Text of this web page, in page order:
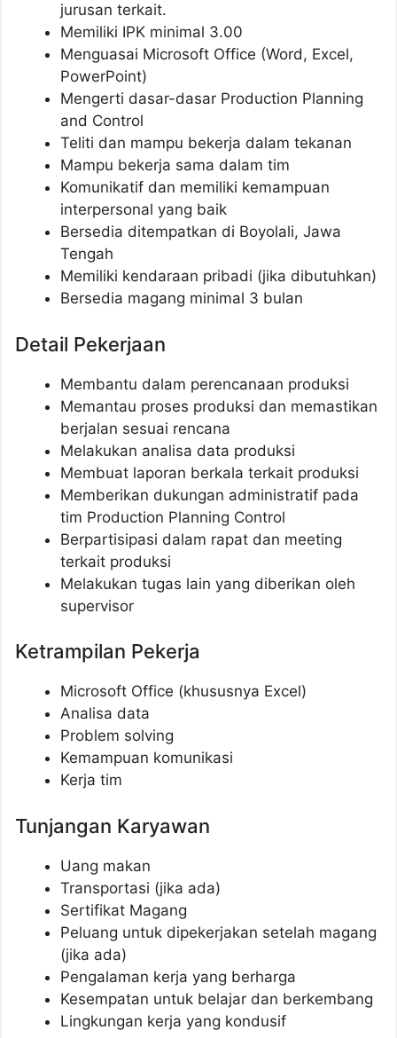
jurusan terkait.
Memiliki IPK minimal 3.00
Menguasai Microsoft Office (Word, Excel,
PowerPoint)
Mengerti dasar-dasar Production Planning
and Control
Teliti dan mampu bekerja dalam tekanan
Mampu bekerja sama dalam tim
Komunikatif dan memiliki kemampuan
interpersonal yang baik
Bersedia ditempatkan di Boyolali, Jawa
Tengah
Memiliki kendaraan pribadi (jika dibutuhkan)
Bersedia magang minimal 3 bulan
Detail Pekerjaan
Membantu dalam perencanaan produksi
Memantau proses produksi dan memastikan
berjalan sesuai rencana
Melakukan analisa data produksi
Membuat laporan berkala terkait produksi
Memberikan dukungan administratif pada
tim Production Planning Control
Berpartisipasi dalam rapat dan meeting
terkait produksi
Melakukan tugas lain yang diberikan oleh
supervisor
Ketrampilan Pekerja
Microsoft Office (khususnya Excel)
Analisa data
Problem solving
Kemampuan komunikasi
Kerja tim
Tunjangan Karyawan
Uang makan
Transportasi (jika ada)
Sertifikat Magang
Peluang untuk dipekerjakan setelah magang
(jika ada)
Pengalaman kerja yang berharga
Kesempatan untuk belajar dan berkembang
Lingkungan kerja yang kondusif